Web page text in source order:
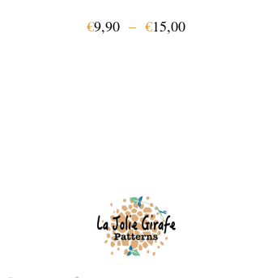
€9,90 – €15,00